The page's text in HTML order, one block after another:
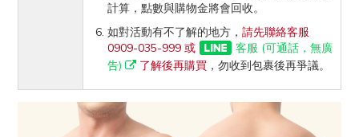
計算，點數與購物金將會回收。
如對活動有不了解的地方， 請先聯絡客服
0909-035-999 或
客服 (可通話，無廣
告)
了解後再購買 ，勿收到包裹後再爭議。